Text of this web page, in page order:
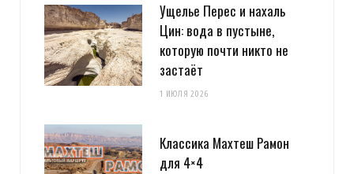
Ущелье Перес и нахаль
Цин: вода в пустыне,
которую почти никто не
застаёт
1 ИЮЛЯ 2026
Классика Махтеш Рамон
для 4×4